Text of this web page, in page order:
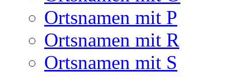
Ortsnamen mit P
Ortsnamen mit R
Ortsnamen mit S